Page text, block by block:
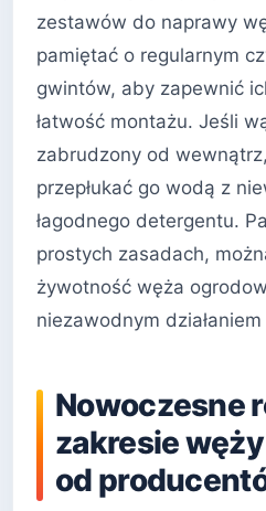
zestawów do naprawy
pamiętać o regularnym
gwintów, aby zapewnić
łatwość montażu. Jeśli
zabrudzony od
przepłukać go wodą z
łagodnego detergentu.
prostych zasadach,
żywotność węża
niezawodnym
Nowoczesne
zakresie
od